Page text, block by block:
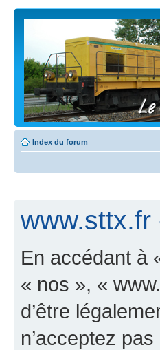
Index du forum
En accédant à
« nos », «
d’être
n’acceptez